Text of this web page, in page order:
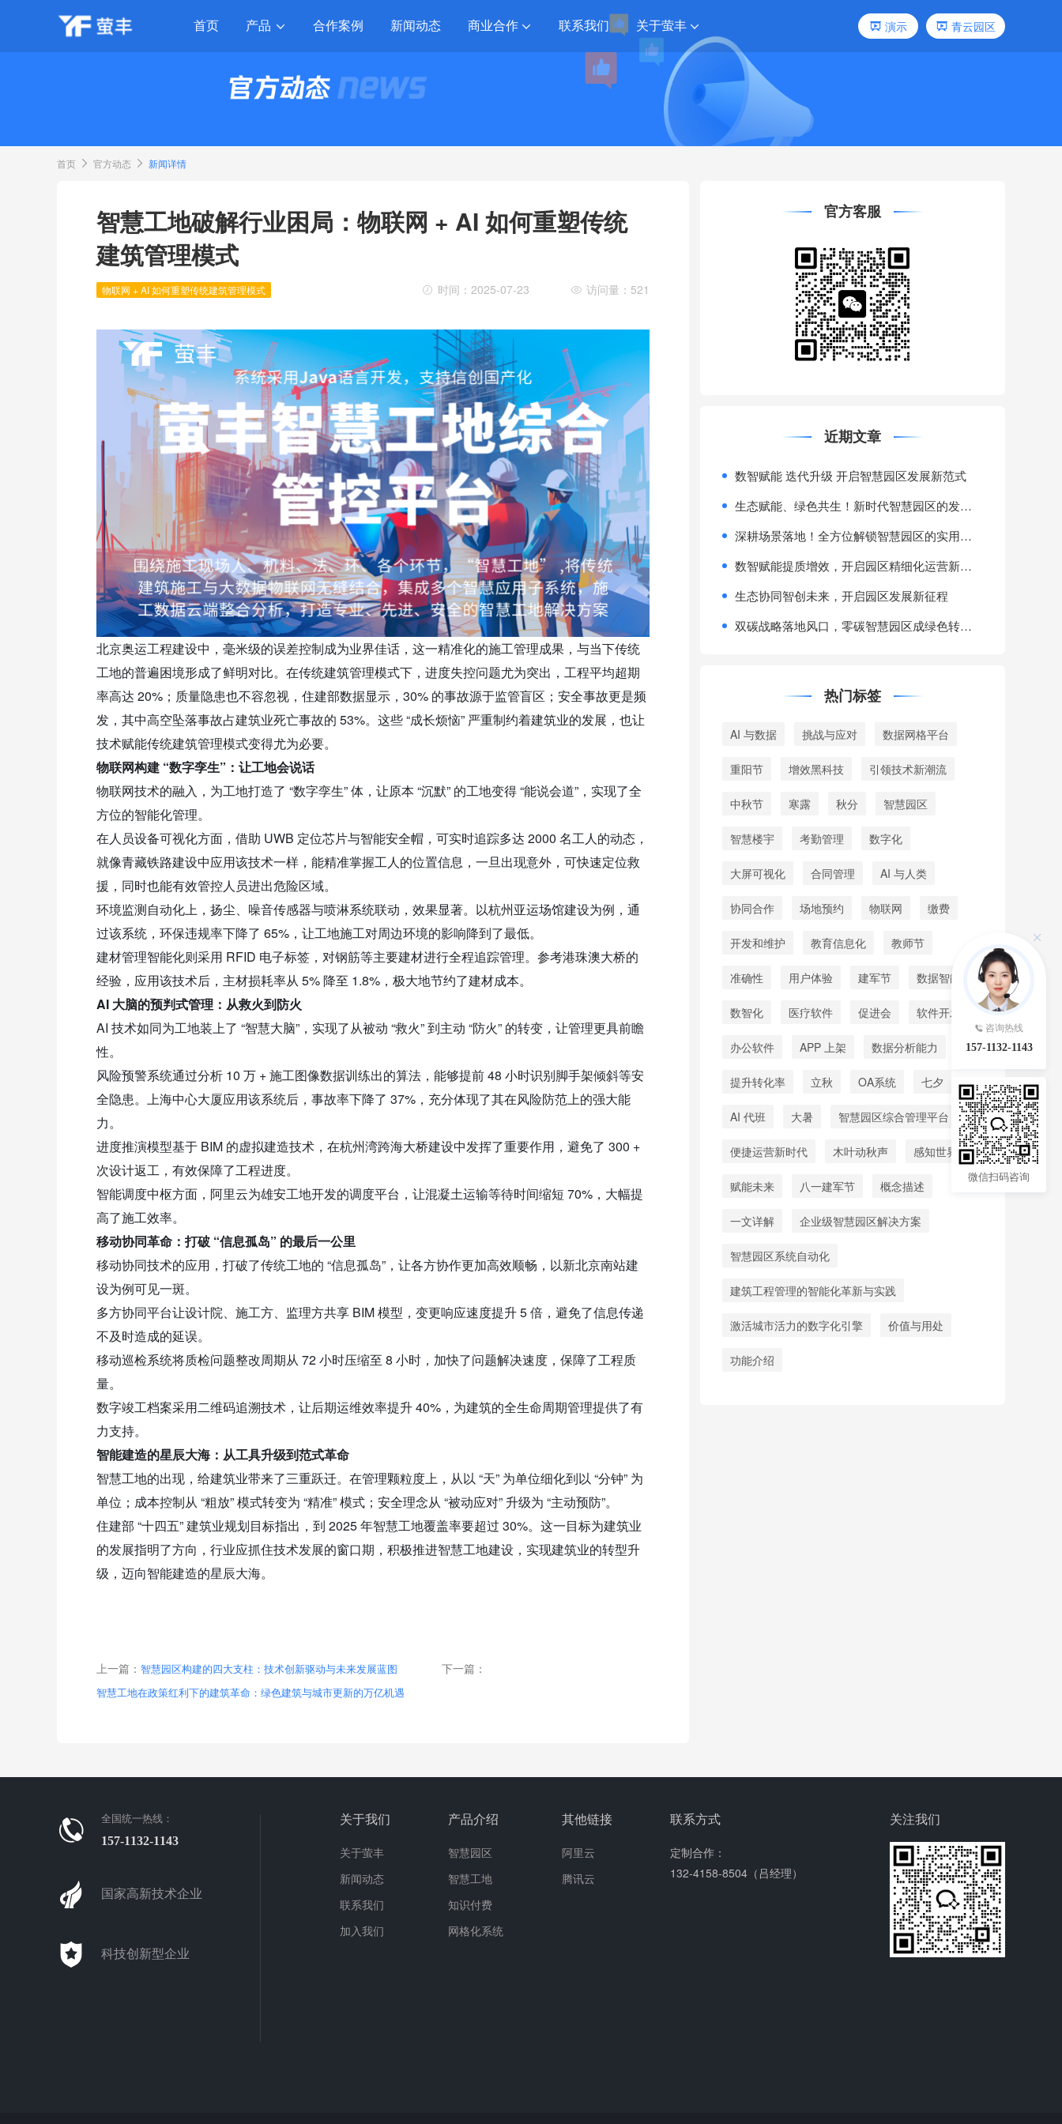
首页 产品 合作案例 新闻动态 商业合作 联系我们 关于萤丰 演示 青云园区
咨询热线
157-1132-1143
微信扫码咨询
首页 官方动态 新闻详情
智慧工地破解行业困局：物联网 + AI 如何重塑传统
建筑管理模式
物联网 + AI 如何重塑传统建筑管理模式 时间：2025-07-23 访问量：521
北京奥运工程建设中，毫米级的误差控制成为业界佳话，这一精准化的施工管理成果，与当下传统
工地的普遍困境形成了鲜明对比。在传统建筑管理模式下，进度失控问题尤为突出，工程平均超期
率高达 20%；质量隐患也不容忽视，住建部数据显示，30% 的事故源于监管盲区；安全事故更是频
发，其中高空坠落事故占建筑业死亡事故的 53%。这些 “成长烦恼” 严重制约着建筑业的发展，也让
技术赋能传统建筑管理模式变得尤为必要。
物联网构建 “数字孪生”：让工地会说话
物联网技术的融入，为工地打造了 “数字孪生” 体，让原本 “沉默” 的工地变得 “能说会道”，实现了全
方位的智能化管理。
在人员设备可视化方面，借助 UWB 定位芯片与智能安全帽，可实时追踪多达 2000 名工人的动态，
就像青藏铁路建设中应用该技术一样，能精准掌握工人的位置信息，一旦出现意外，可快速定位救
援，同时也能有效管控人员进出危险区域。
环境监测自动化上，扬尘、噪音传感器与喷淋系统联动，效果显著。以杭州亚运场馆建设为例，通
过该系统，环保违规率下降了 65%，让工地施工对周边环境的影响降到了最低。
建材管理智能化则采用 RFID 电子标签，对钢筋等主要建材进行全程追踪管理。参考港珠澳大桥的
经验，应用该技术后，主材损耗率从 5% 降至 1.8%，极大地节约了建材成本。
AI 大脑的预判式管理：从救火到防火
AI 技术如同为工地装上了 “智慧大脑”，实现了从被动 “救火” 到主动 “防火” 的转变，让管理更具前瞻
性。
风险预警系统通过分析 10 万 + 施工图像数据训练出的算法，能够提前 48 小时识别脚手架倾斜等安
全隐患。上海中心大厦应用该系统后，事故率下降了 37%，充分体现了其在风险防范上的强大能
力。
进度推演模型基于 BIM 的虚拟建造技术，在杭州湾跨海大桥建设中发挥了重要作用，避免了 300 +
次设计返工，有效保障了工程进度。
智能调度中枢方面，阿里云为雄安工地开发的调度平台，让混凝土运输等待时间缩短 70%，大幅提
高了施工效率。
移动协同革命：打破 “信息孤岛” 的最后一公里
移动协同技术的应用，打破了传统工地的 “信息孤岛”，让各方协作更加高效顺畅，以新北京南站建
设为例可见一斑。
多方协同平台让设计院、施工方、监理方共享 BIM 模型，变更响应速度提升 5 倍，避免了信息传递
不及时造成的延误。
移动巡检系统将质检问题整改周期从 72 小时压缩至 8 小时，加快了问题解决速度，保障了工程质
量。
数字竣工档案采用二维码追溯技术，让后期运维效率提升 40%，为建筑的全生命周期管理提供了有
力支持。
智能建造的星辰大海：从工具升级到范式革命
智慧工地的出现，给建筑业带来了三重跃迁。在管理颗粒度上，从以 “天” 为单位细化到以 “分钟” 为
单位；成本控制从 “粗放” 模式转变为 “精准” 模式；安全理念从 “被动应对” 升级为 “主动预防”。
住建部 “十四五” 建筑业规划目标指出，到 2025 年智慧工地覆盖率要超过 30%。这一目标为建筑业
的发展指明了方向，行业应抓住技术发展的窗口期，积极推进智慧工地建设，实现建筑业的转型升
级，迈向智能建造的星辰大海。
上一篇： 智慧园区构建的四大支柱：技术创新驱动与未来发展蓝图 下一篇：
智慧工地在政策红利下的建筑革命：绿色建筑与城市更新的万亿机遇
官方客服
近期文章
数智赋能 迭代升级 开启智慧园区发展新范式
生态赋能、绿色共生！新时代智慧园区的发展新赛道
深耕场景落地！全方位解锁智慧园区的实用价值与发展优势
数智赋能提质增效，开启园区精细化运营新范式
生态协同智创未来，开启园区发展新征程
​双碳战略落地风口，零碳智慧园区成绿色转型核心赛道
热门标签
AI 与数据 挑战与应对 数据网格平台
重阳节 增效黑科技 引领技术新潮流
中秋节 寒露 秋分 智慧园区
智慧楼宇 考勤管理 数字化
大屏可视化 合同管理 AI 与人类
协同合作 场地预约 物联网 缴费
开发和维护 教育信息化 教师节
准确性 用户体验 建军节 数据智能
数智化 医疗软件 促进会 软件开发
办公软件 APP 上架 数据分析能力
提升转化率 立秋 OA系统 七夕
AI 代班 大暑 智慧园区综合管理平台
便捷运营新时代 木叶动秋声 感知世界
赋能未来 八一建军节 概念描述
一文详解 企业级智慧园区解决方案
智慧园区系统自动化
建筑工程管理的智能化革新与实践
激活城市活力的数字化引擎 价值与用处
功能介绍
全国统一热线：
157-1132-1143
国家高新技术企业
科技创新型企业
关于我们
关于萤丰
新闻动态
联系我们
加入我们
产品介绍
智慧园区
智慧工地
知识付费
网格化系统
其他链接
阿里云
腾讯云
联系方式
定制合作：
132-4158-8504（吕经理）
关注我们